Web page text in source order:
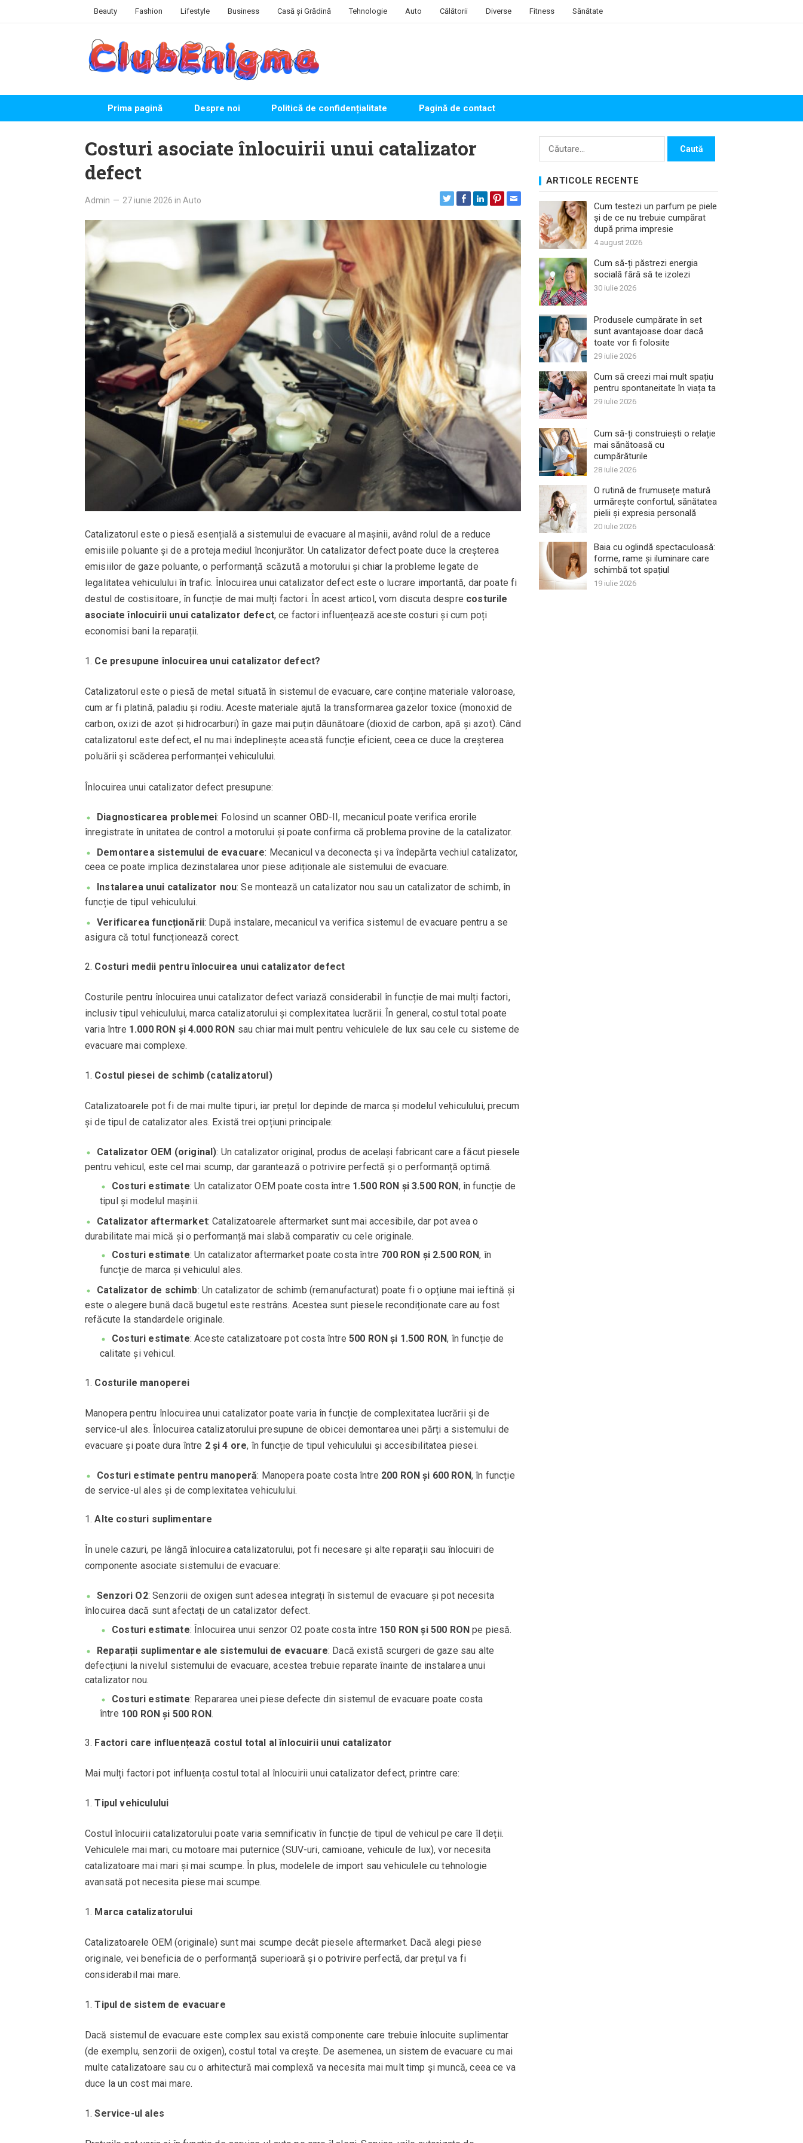
Beauty Fashion Lifestyle Business Casă și Grădină Tehnologie Auto Călătorii Diverse Fitness Sănătate
Prima pagină Despre noi Politică de confidențialitate Pagină de contact
Costuri asociate înlocuirii unui catalizator
defect
Admin — 27 iunie 2026 in Auto
Catalizatorul este o piesă esențială a sistemului de evacuare al mașinii, având rolul de a reduce
emisiile poluante și de a proteja mediul înconjurător. Un catalizator defect poate duce la creșterea
emisiilor de gaze poluante, o performanță scăzută a motorului și chiar la probleme legate de
legalitatea vehiculului în trafic. Înlocuirea unui catalizator defect este o lucrare importantă, dar poate fi
destul de costisitoare, în funcție de mai mulți factori. În acest articol, vom discuta despre costurile
asociate înlocuirii unui catalizator defect, ce factori influențează aceste costuri și cum poți
economisi bani la reparații.
Ce presupune înlocuirea unui catalizator defect?
Catalizatorul este o piesă de metal situată în sistemul de evacuare, care conține materiale valoroase,
cum ar fi platină, paladiu și rodiu. Aceste materiale ajută la transformarea gazelor toxice (monoxid de
carbon, oxizi de azot și hidrocarburi) în gaze mai puțin dăunătoare (dioxid de carbon, apă și azot). Când
catalizatorul este defect, el nu mai îndeplinește această funcție eficient, ceea ce duce la creșterea
poluării și scăderea performanței vehiculului.
Înlocuirea unui catalizator defect presupune:
Diagnosticarea problemei: Folosind un scanner OBD-II, mecanicul poate verifica erorile
înregistrate în unitatea de control a motorului și poate confirma că problema provine de la catalizator.
Demontarea sistemului de evacuare: Mecanicul va deconecta și va îndepărta vechiul catalizator,
ceea ce poate implica dezinstalarea unor piese adiționale ale sistemului de evacuare.
Instalarea unui catalizator nou: Se montează un catalizator nou sau un catalizator de schimb, în
funcție de tipul vehiculului.
Verificarea funcționării: După instalare, mecanicul va verifica sistemul de evacuare pentru a se
asigura că totul funcționează corect.
Costuri medii pentru înlocuirea unui catalizator defect
Costurile pentru înlocuirea unui catalizator defect variază considerabil în funcție de mai mulți factori,
inclusiv tipul vehiculului, marca catalizatorului și complexitatea lucrării. În general, costul total poate
varia între 1.000 RON și 4.000 RON sau chiar mai mult pentru vehiculele de lux sau cele cu sisteme de
evacuare mai complexe.
Costul piesei de schimb (catalizatorul)
Catalizatoarele pot fi de mai multe tipuri, iar prețul lor depinde de marca și modelul vehiculului, precum
și de tipul de catalizator ales. Există trei opțiuni principale:
Catalizator OEM (original): Un catalizator original, produs de același fabricant care a făcut piesele
pentru vehicul, este cel mai scump, dar garantează o potrivire perfectă și o performanță optimă.
Costuri estimate: Un catalizator OEM poate costa între 1.500 RON și 3.500 RON, în funcție de
tipul și modelul mașinii.
Catalizator aftermarket: Catalizatoarele aftermarket sunt mai accesibile, dar pot avea o
durabilitate mai mică și o performanță mai slabă comparativ cu cele originale.
Costuri estimate: Un catalizator aftermarket poate costa între 700 RON și 2.500 RON, în
funcție de marca și vehiculul ales.
Catalizator de schimb: Un catalizator de schimb (remanufacturat) poate fi o opțiune mai ieftină și
este o alegere bună dacă bugetul este restrâns. Acestea sunt piesele recondiționate care au fost
refăcute la standardele originale.
Costuri estimate: Aceste catalizatoare pot costa între 500 RON și 1.500 RON, în funcție de
calitate și vehicul.
Costurile manoperei
Manopera pentru înlocuirea unui catalizator poate varia în funcție de complexitatea lucrării și de
service-ul ales. Înlocuirea catalizatorului presupune de obicei demontarea unei părți a sistemului de
evacuare și poate dura între 2 și 4 ore, în funcție de tipul vehiculului și accesibilitatea piesei.
Costuri estimate pentru manoperă: Manopera poate costa între 200 RON și 600 RON, în funcție
de service-ul ales și de complexitatea vehiculului.
Alte costuri suplimentare
În unele cazuri, pe lângă înlocuirea catalizatorului, pot fi necesare și alte reparații sau înlocuiri de
componente asociate sistemului de evacuare:
Senzori O2: Senzorii de oxigen sunt adesea integrați în sistemul de evacuare și pot necesita
înlocuirea dacă sunt afectați de un catalizator defect.
Costuri estimate: Înlocuirea unui senzor O2 poate costa între 150 RON și 500 RON pe piesă.
Reparații suplimentare ale sistemului de evacuare: Dacă există scurgeri de gaze sau alte
defecțiuni la nivelul sistemului de evacuare, acestea trebuie reparate înainte de instalarea unui
catalizator nou.
Costuri estimate: Repararea unei piese defecte din sistemul de evacuare poate costa
între 100 RON și 500 RON.
Factori care influențează costul total al înlocuirii unui catalizator
Mai mulți factori pot influența costul total al înlocuirii unui catalizator defect, printre care:
Tipul vehiculului
Costul înlocuirii catalizatorului poate varia semnificativ în funcție de tipul de vehicul pe care îl deții.
Vehiculele mai mari, cu motoare mai puternice (SUV-uri, camioane, vehicule de lux), vor necesita
catalizatoare mai mari și mai scumpe. În plus, modelele de import sau vehiculele cu tehnologie
avansată pot necesita piese mai scumpe.
Marca catalizatorului
Catalizatoarele OEM (originale) sunt mai scumpe decât piesele aftermarket. Dacă alegi piese
originale, vei beneficia de o performanță superioară și o potrivire perfectă, dar prețul va fi
considerabil mai mare.
Tipul de sistem de evacuare
Dacă sistemul de evacuare este complex sau există componente care trebuie înlocuite suplimentar
(de exemplu, senzorii de oxigen), costul total va crește. De asemenea, un sistem de evacuare cu mai
multe catalizatoare sau cu o arhitectură mai complexă va necesita mai mult timp și muncă, ceea ce va
duce la un cost mai mare.
Service-ul ales
Caută
ARTICOLE RECENTE
Cum testezi un parfum pe piele
și de ce nu trebuie cumpărat
după prima impresie
4 august 2026
Cum să-ți păstrezi energia
socială fără să te izolezi
30 iulie 2026
Produsele cumpărate în set
sunt avantajoase doar dacă
toate vor fi folosite
29 iulie 2026
Cum să creezi mai mult spațiu
pentru spontaneitate în viața ta
29 iulie 2026
Cum să-ți construiești o relație
mai sănătoasă cu
cumpărăturile
28 iulie 2026
O rutină de frumusețe matură
urmărește confortul, sănătatea
pielii și expresia personală
20 iulie 2026
Baia cu oglindă spectaculoasă:
forme, rame și iluminare care
schimbă tot spațiul
19 iulie 2026